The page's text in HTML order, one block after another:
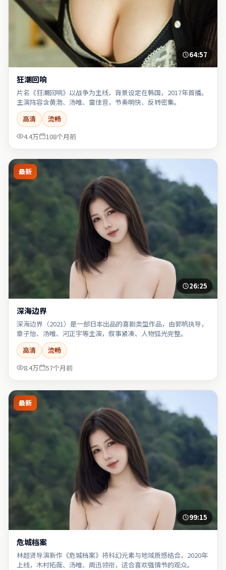
64:57
狂潮回响
片名《狂潮回响》以战争为主线，背景设定在韩国，2017年首播。
主演阵容含黄渤、汤唯、雷佳音，节奏明快、反转密集。
高清
流畅
4.4万
108个月前
最新
26:25
深海边界
深海边界（2021）是一部日本出品的喜剧类型作品，由郭帆执导，
章子怡、汤唯、河正宇等主演，叙事紧凑、人物弧光完整。
高清
流畅
8.4万
57个月前
最新
99:15
危城档案
林超贤导演新作《危城档案》将科幻元素与地域质感结合，2020年
上线，木村拓哉、汤唯、周迅领衔，适合喜欢强情节的观众。